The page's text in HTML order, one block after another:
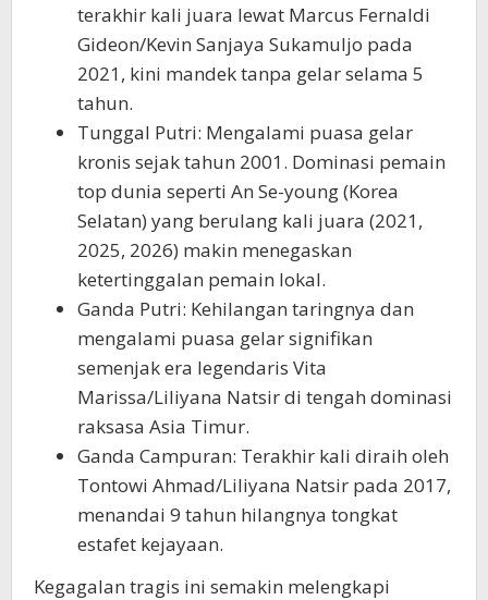
terakhir kali juara lewat Marcus Fernaldi
Gideon/Kevin Sanjaya Sukamuljo pada
2021, kini mandek tanpa gelar selama 5
tahun.
Tunggal Putri: Mengalami puasa gelar
kronis sejak tahun 2001. Dominasi pemain
top dunia seperti An Se-young (Korea
Selatan) yang berulang kali juara (2021,
2025, 2026) makin menegaskan
ketertinggalan pemain lokal.
Ganda Putri: Kehilangan taringnya dan
mengalami puasa gelar signifikan
semenjak era legendaris Vita
Marissa/Liliyana Natsir di tengah dominasi
raksasa Asia Timur.
Ganda Campuran: Terakhir kali diraih oleh
Tontowi Ahmad/Liliyana Natsir pada 2017,
menandai 9 tahun hilangnya tongkat
estafet kejayaan.
Kegagalan tragis ini semakin melengkapi